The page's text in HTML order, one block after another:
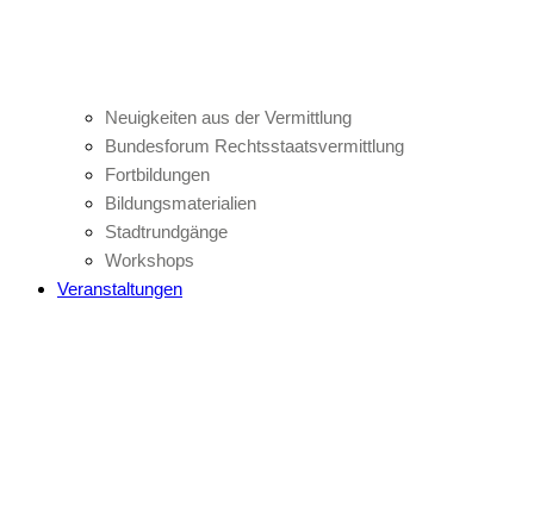
Neuigkeiten aus der Vermittlung
Bundesforum Rechtsstaatsvermittlung
Fortbildungen
Bildungsmaterialien
Stadtrundgänge
Workshops
Veranstaltungen